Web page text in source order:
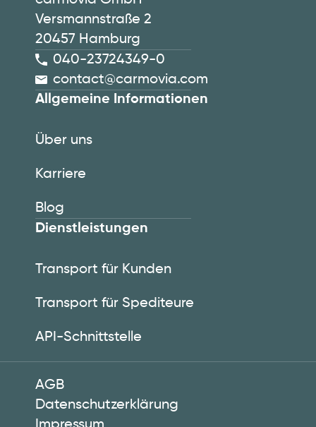
Versmannstraße 2
20457 Hamburg
040-23724349-0
contact@carmovia.com
Allgemeine Informationen
Über uns
Karriere
Blog
Dienstleistungen
Transport für Kunden
Transport für Spediteure
API-Schnittstelle
AGB
Datenschutzerklärung